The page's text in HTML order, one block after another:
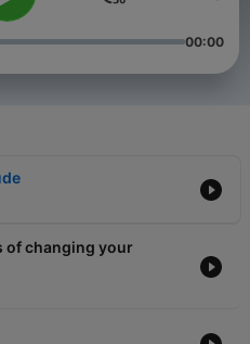
00:00
of changing your